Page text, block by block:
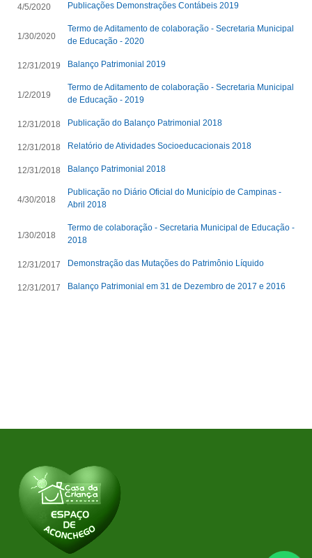
4/5/2020 Publicações Demonstrações Contábeis 2019
1/30/2020
Termo de Aditamento de colaboração - Secretaria Municipal
de Educação - 2020
12/31/2019 Balanço Patrimonial 2019
1/2/2019
Termo de Aditamento de colaboração - Secretaria Municipal
de Educação - 2019
12/31/2018 Publicação do Balanço Patrimonial 2018
12/31/2018 Relatório de Atividades Socioeducacionais 2018
12/31/2018 Balanço Patrimonial 2018
4/30/2018
Publicação no Diário Oficial do Município de Campinas -
Abril 2018
1/30/2018
Termo de colaboração - Secretaria Municipal de Educação -
2018
12/31/2017 Demonstração das Mutações do Patrimônio Líquido
12/31/2017 Balanço Patrimonial em 31 de Dezembro de 2017 e 2016